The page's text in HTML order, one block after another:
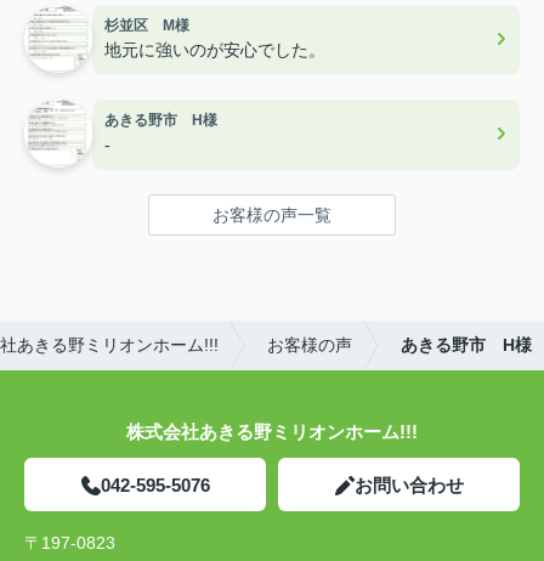
杉並区 M様
地元に強いのが安心でした。
あきる野市 H様
-
お客様の声一覧
あきる野ミリオンホーム!!! お客様の声 あきる野市 H様
株式会社あきる野ミリオンホーム!!!
042-595-5076 お問い合わせ
〒197-0823